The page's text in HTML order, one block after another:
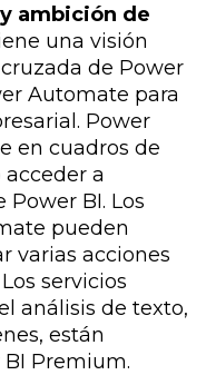
ambición de
una visión
de Power
Automate para
Power
en cuadros de
a
BI. Los
pueden
varias acciones
servicios
análisis de texto,
están
Premium.